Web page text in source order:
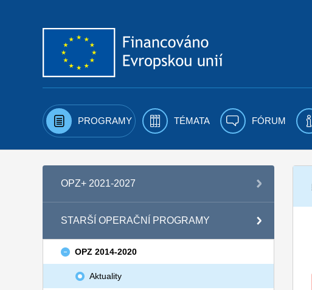
PROGRAMY TÉMATA FÓRUM
OPZ+ 2021-2027
STARŠÍ OPERAČNÍ PROGRAMY
OPZ 2014-2020
Aktuality